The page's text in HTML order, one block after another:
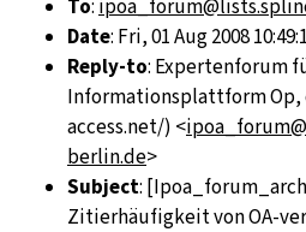
To:
Date: Fri, 01 Aug 2008
Reply-to: Expertenforum
Informationsplattform Op,
access.net/) <
berlin.de>
Subject:
Zitierhäufigkeit von OA-